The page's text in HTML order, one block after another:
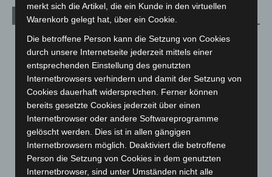
Archiv
August 2026(14)
Juli 2026
(73)
Juni 2026(139)
Mai 2026(99)
April 2026(99)
März 2026(115)
Februar 2026(109)
Januar 2026(122)
merkt sich die Artikel, die ein Kunde in den virtuellen
Warenkorb gelegt hat, über ein Cookie.
Die betroffene Person kann die Setzung von Cookies
durch unsere Internetseite jederzeit mittels einer
entsprechenden Einstellung des genutzten
Internetbrowsers verhindern und damit der Setzung von
Cookies dauerhaft widersprechen. Ferner können
bereits gesetzte Cookies jederzeit über einen
Internetbrowser oder andere Softwareprogramme
gelöscht werden. Dies ist in allen gängigen
Internetbrowsern möglich. Deaktiviert die betroffene
Person die Setzung von Cookies in dem genutzten
Internetbrowser, sind unter Umständen nicht alle